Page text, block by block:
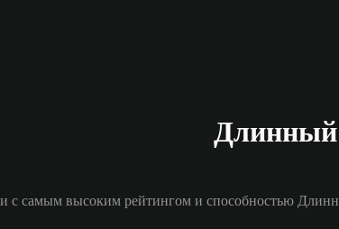
Длинный
с самым высоким рейтингом и способностью